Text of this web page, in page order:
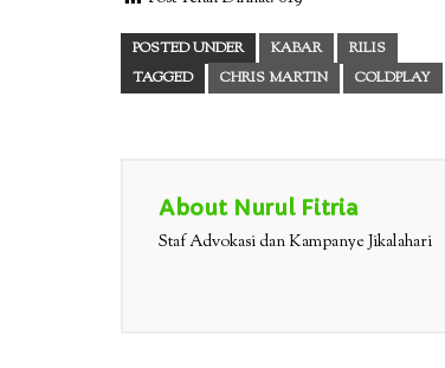
POSTED UNDER KABAR
RILIS
TAGGED
CHRIS MARTIN COLDPLAY
About Nurul Fitria
Staf Advokasi dan Kampanye Jikalahari